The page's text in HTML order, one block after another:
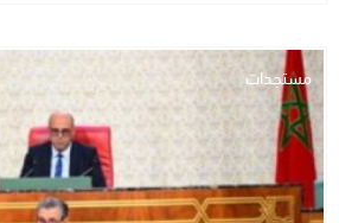
مستجدات